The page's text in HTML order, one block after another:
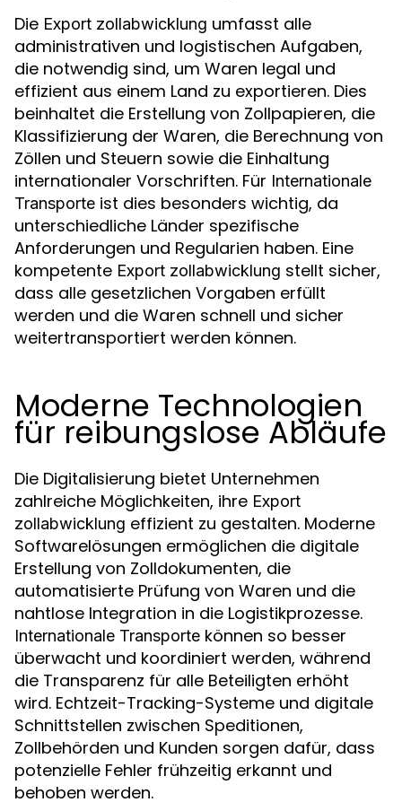
Die Export zollabwicklung umfasst alle
administrativen und logistischen Aufgaben,
die notwendig sind, um Waren legal und
effizient aus einem Land zu exportieren. Dies
beinhaltet die Erstellung von Zollpapieren, die
Klassifizierung der Waren, die Berechnung von
Zöllen und Steuern sowie die Einhaltung
internationaler Vorschriften. Für Internationale
Transporte ist dies besonders wichtig, da
unterschiedliche Länder spezifische
Anforderungen und Regularien haben. Eine
kompetente Export zollabwicklung stellt sicher,
dass alle gesetzlichen Vorgaben erfüllt
werden und die Waren schnell und sicher
weitertransportiert werden können.
Moderne Technologien
für reibungslose Abläufe
Die Digitalisierung bietet Unternehmen
zahlreiche Möglichkeiten, ihre Export
zollabwicklung effizient zu gestalten. Moderne
Softwarelösungen ermöglichen die digitale
Erstellung von Zolldokumenten, die
automatisierte Prüfung von Waren und die
nahtlose Integration in die Logistikprozesse.
Internationale Transporte können so besser
überwacht und koordiniert werden, während
die Transparenz für alle Beteiligten erhöht
wird. Echtzeit-Tracking-Systeme und digitale
Schnittstellen zwischen Speditionen,
Zollbehörden und Kunden sorgen dafür, dass
potenzielle Fehler frühzeitig erkannt und
behoben werden.